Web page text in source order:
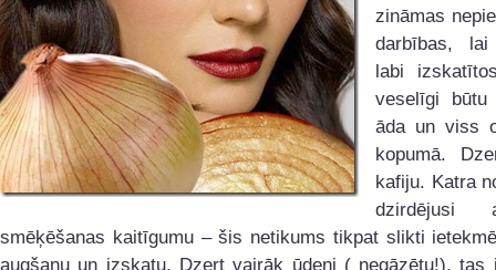
zināmas
darbības,
labi
veselīgi
āda un viss
kopumā.
kafiju. Katra
dzirdējusi
smēķēšanas kaitīgumu – šis netikums tikpat slikti
augšanu un izskatu. Dzert vairāk ūdeni ( negāzētu!), tas